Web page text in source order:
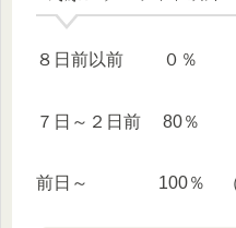
８日前以前 ０％
７日～２日前 80％
前日～ 100％ （無